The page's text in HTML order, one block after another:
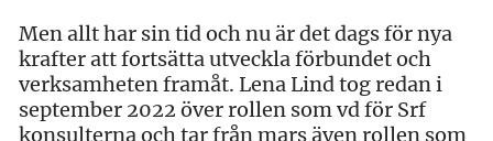
Men allt har sin tid och nu är det dags för nya
krafter att fortsätta utveckla förbundet och
verksamheten framåt. Lena Lind tog redan i
september 2022 över rollen som vd för Srf
konsulterna och tar från mars även rollen som